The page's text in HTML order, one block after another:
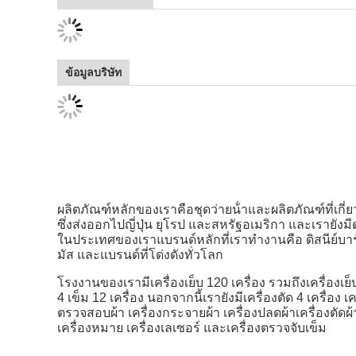
ข้อมูลบริษัท
ผลิตภัณฑ์หลักของเราคือชุดว่ายน้ําและผลิตภัณฑ์ที่เกี่ย
ซึ่งส่งออกไปญี่ปุ่น ยุโรป และสหรัฐอเมริกา และเรายังมี
ในประเทศของเราแบรนด์หลักที่เราทํางานคือ ดิสนีย์บ
มัส และแบรนด์ที่โด่งดังทั่วโลก
โรงงานของเรามีเครื่องเย็บ 120 เครื่อง รวมถึงเครื่องเย็
4 เข็ม 12 เครื่อง นอกจากนี้เรายังมีเครื่องตัด 4 เครื่อง เ
ตรวจสอบผ้า เครื่องกระจายผ้า เครื่องปลดผ้าเครื่องตัดผ้
เครื่องหมาย เครื่องเลเซอร์ และเครื่องตรวจจับเข็ม